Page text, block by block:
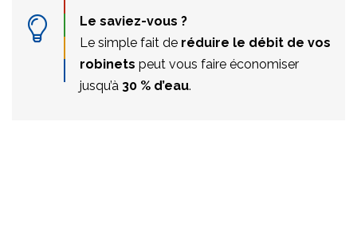
Le saviez-vous ?
Le simple fait de réduire le débit de vos
robinets peut vous faire économiser
jusqu’à 30 % d’eau.